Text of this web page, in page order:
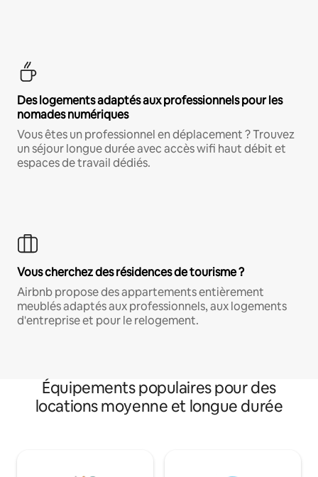
Des logements adaptés aux professionnels pour les
nomades numériques
Vous êtes un professionnel en déplacement ? Trouvez
un séjour longue durée avec accès wifi haut débit et
espaces de travail dédiés.
Vous cherchez des résidences de tourisme ?
Airbnb propose des appartements entièrement
meublés adaptés aux professionnels, aux logements
d'entreprise et pour le relogement.
Équipements populaires pour des
locations moyenne et longue durée